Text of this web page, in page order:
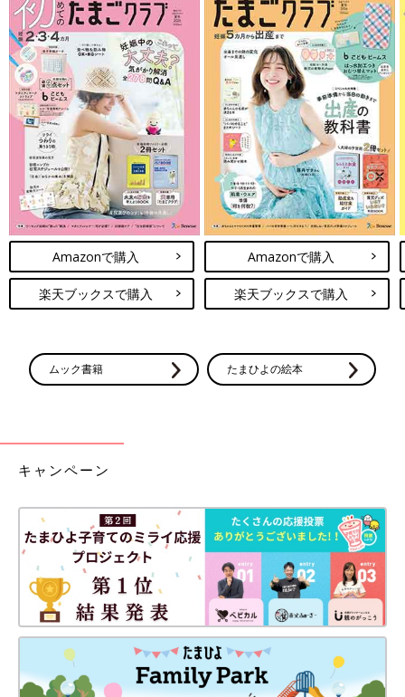
Amazonで購入
楽天ブックスで購入
Amazonで購入
楽天ブックスで購入
ムック書籍 たまひよの絵本
キャンペーン